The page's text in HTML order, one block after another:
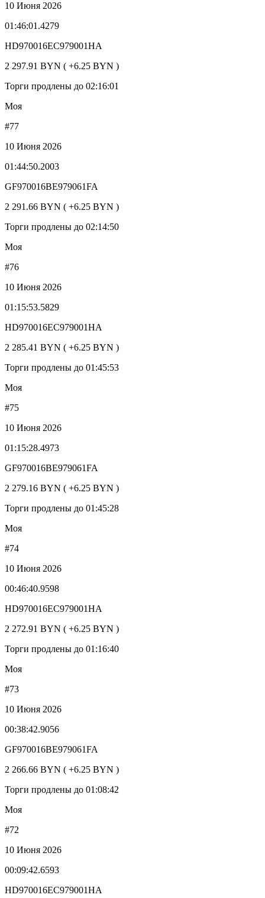
10 Июня 2026
01:46:01.4279
HD970016EC979001HA
2 297.91 BYN ( +6.25 BYN )
Торги продлены до 02:16:01
Моя
#77
10 Июня 2026
01:44:50.2003
GF970016BE979061FA
2 291.66 BYN ( +6.25 BYN )
Торги продлены до 02:14:50
Моя
#76
10 Июня 2026
01:15:53.5829
HD970016EC979001HA
2 285.41 BYN ( +6.25 BYN )
Торги продлены до 01:45:53
Моя
#75
10 Июня 2026
01:15:28.4973
GF970016BE979061FA
2 279.16 BYN ( +6.25 BYN )
Торги продлены до 01:45:28
Моя
#74
10 Июня 2026
00:46:40.9598
HD970016EC979001HA
2 272.91 BYN ( +6.25 BYN )
Торги продлены до 01:16:40
Моя
#73
10 Июня 2026
00:38:42.9056
GF970016BE979061FA
2 266.66 BYN ( +6.25 BYN )
Торги продлены до 01:08:42
Моя
#72
10 Июня 2026
00:09:42.6593
HD970016EC979001HA